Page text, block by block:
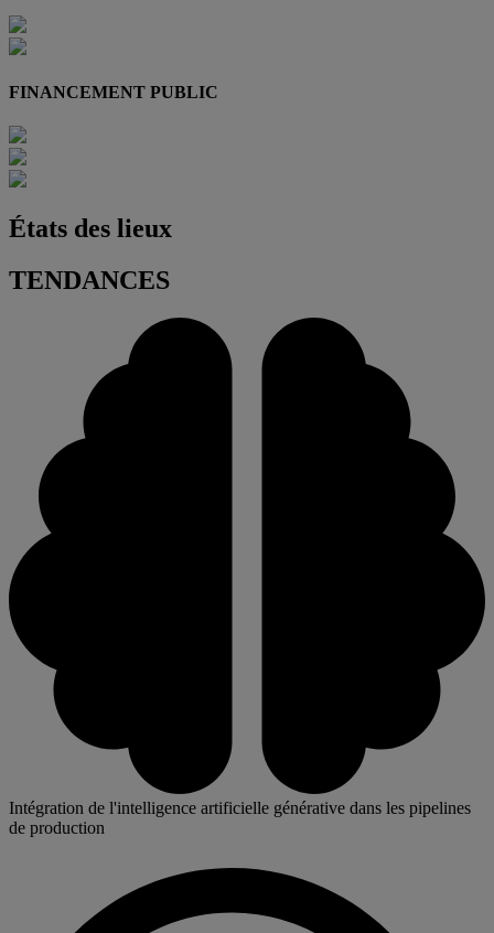
FINANCEMENT PUBLIC
États des lieux
TENDANCES
Intégration de l'intelligence artificielle générative dans les pipelines
de production